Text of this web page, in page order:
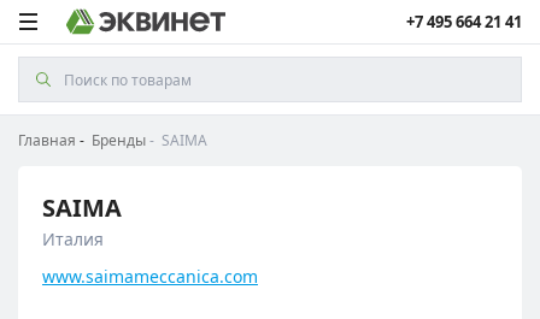
+7 495 664 21 41
Главная Бренды SAIMA
SAIMA
Италия
www.saimameccanica.com